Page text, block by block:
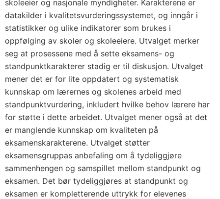
skoleeier og nasjonale myndigheter. Karakterene er
datakilder i kvalitetsvurderingssystemet, og inngår i
statistikker og ulike indikatorer som brukes i
oppfølging av skoler og skoleeiere. Utvalget merker
seg at prosessene med å sette eksamens- og
standpunktkarakterer stadig er til diskusjon. Utvalget
mener det er for lite oppdatert og systematisk
kunnskap om lærernes og skolenes arbeid med
standpunktvurdering, inkludert hvilke behov lærere har
for støtte i dette arbeidet. Utvalget mener også at det
er manglende kunnskap om kvaliteten på
eksamenskarakterene. Utvalget støtter
eksamensgruppas anbefaling om å tydeliggjøre
sammenhengen og samspillet mellom standpunkt og
eksamen. Det bør tydeliggjøres at standpunkt og
eksamen er kompletterende uttrykk for elevenes